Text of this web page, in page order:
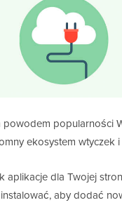
powodem popularności
ekosystem wtyczek
aplikacje dla Twojej
aby dodać